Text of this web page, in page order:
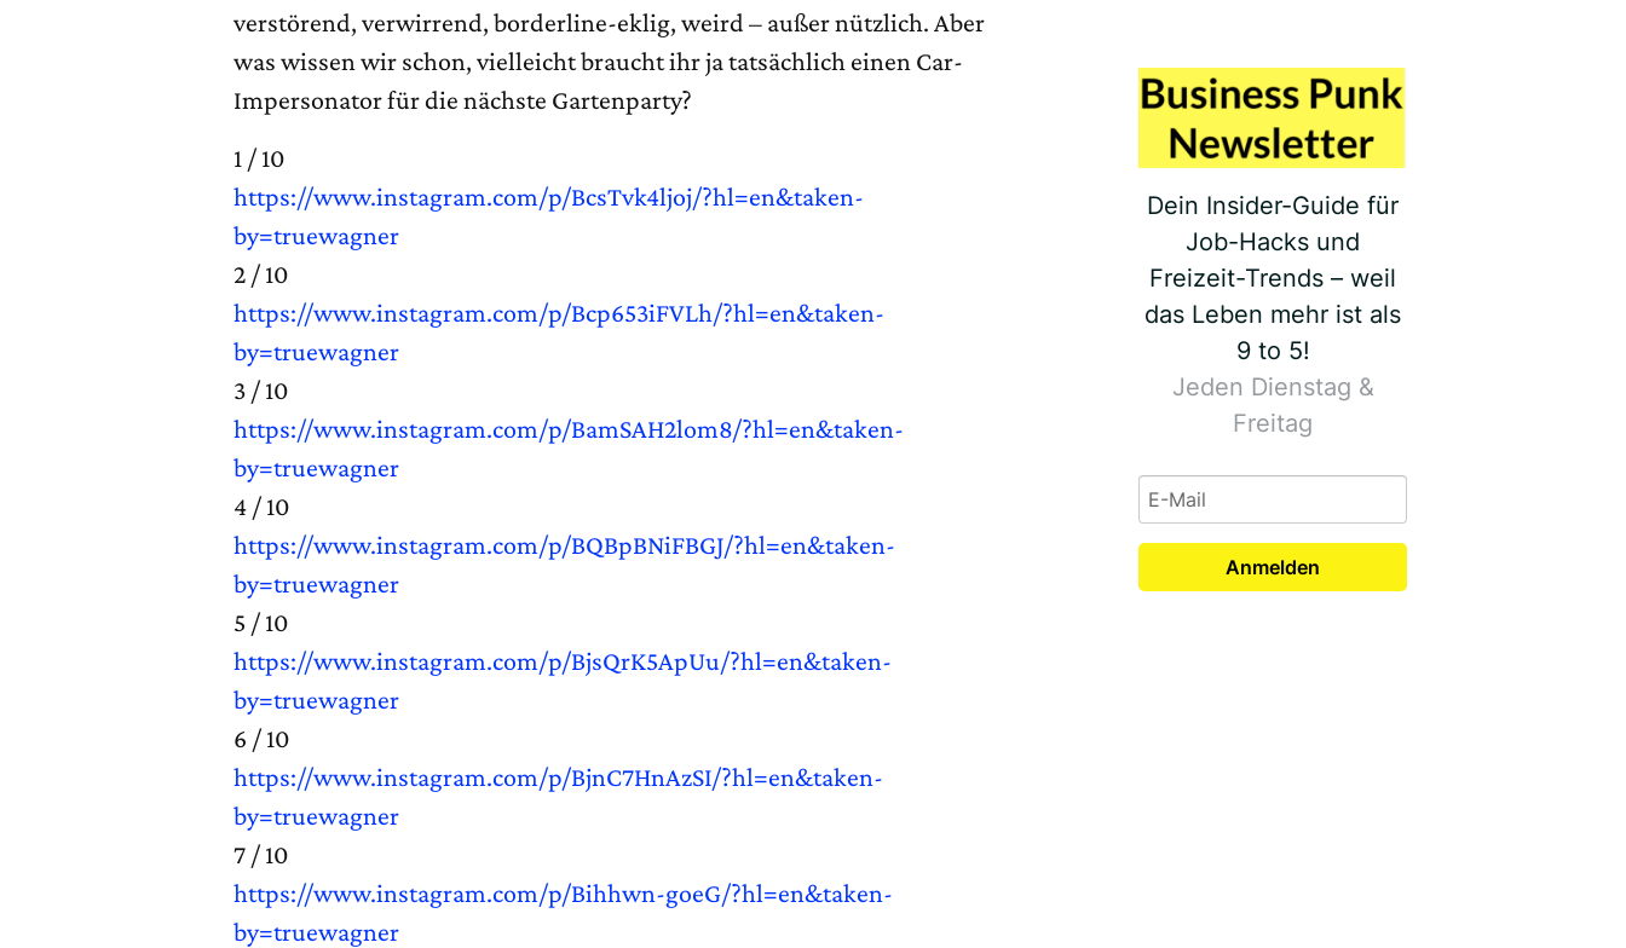
verstörend, verwirrend, borderline-eklig, weird – außer nützlich. Aber
was wissen wir schon, vielleicht braucht ihr ja tatsächlich einen Car-
Impersonator für die nächste Gartenparty?
1 / 10
https://www.instagram.com/p/BcsTvk4ljoj/?hl=en&taken-
by=truewagner
2 / 10
https://www.instagram.com/p/Bcp653iFVLh/?hl=en&taken-
by=truewagner
3 / 10
https://www.instagram.com/p/BamSAH2lom8/?hl=en&taken-
by=truewagner
4 / 10
https://www.instagram.com/p/BQBpBNiFBGJ/?hl=en&taken-
by=truewagner
5 / 10
https://www.instagram.com/p/BjsQrK5ApUu/?hl=en&taken-
by=truewagner
6 / 10
https://www.instagram.com/p/BjnC7HnAzSI/?hl=en&taken-
by=truewagner
7 / 10
https://www.instagram.com/p/Bihhwn-goeG/?hl=en&taken-
by=truewagner
Dein Insider-Guide für
Job-Hacks und
Freizeit-Trends – weil
das Leben mehr ist als
9 to 5!
Jeden Dienstag &
Freitag
Anmelden